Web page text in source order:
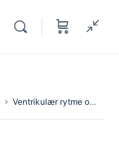
Ventrikulær rytme og akselerert ventrikulær rytme (idioventrikulær rytme)